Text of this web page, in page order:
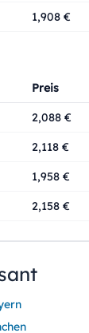
1,908 €
Preis
2,088 €
2,118 €
1,958 €
2,158 €